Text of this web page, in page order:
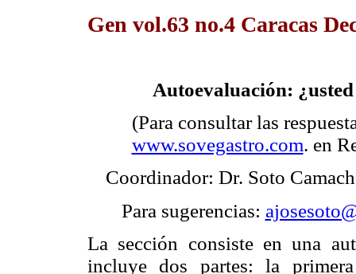
Gen vol.63 no.4 Caracas
Autoevaluación: ¿usted
(Para consultar las
www.sovegastro.com. en
Coordinador: Dr. Soto
Para sugerencias:
La sección consiste en una
incluye dos partes: la